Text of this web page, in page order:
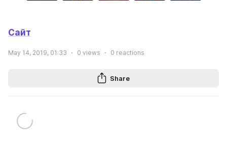
Сайт
May 14, 2019, 01:33 0 views 0 reactions
Share